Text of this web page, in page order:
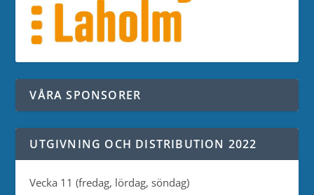
VÅRA SPONSORER
UTGIVNING OCH DISTRIBUTION 2022
Vecka 11 (fredag, lördag, söndag)